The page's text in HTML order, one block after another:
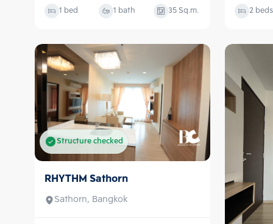
1 bed 1 bath 35Sq.m. 2 beds
Structure checked
Sale/Rent
RHYTHM Sathorn
Sathorn, Bangkok